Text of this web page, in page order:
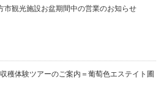
市観光施設お盆期間中の営業のお知らせ
穫体験ツアーのご案内＝葡萄色エステイト圃